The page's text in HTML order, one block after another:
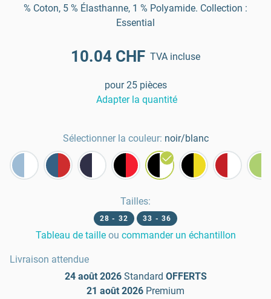
% Coton, 5 % Élasthanne, 1 % Polyamide. Collection :
Essential
10.04 CHF TVA incluse
pour 25 pièces
Adapter la quantité
Sélectionner la couleur: noir/blanc
Tailles:
28 - 32 33 - 36
Tableau de taille ou commander un échantillon
Livraison attendue
24 août 2026 Standard OFFERTS
21 août 2026 Premium